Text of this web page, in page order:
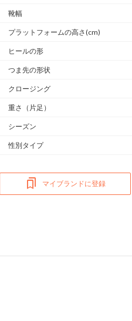
靴幅
プラットフォームの高さ(cm)
ヒールの形
つま先の形状
クロージング
重さ （片足）
シーズン
性別タイプ
マイブランドに登録